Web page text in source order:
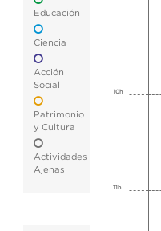
Educación
Ciencia
Acción
Social
Patrimonio
y Cultura
Actividades
Ajenas
10h
11h